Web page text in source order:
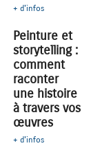
+ d'infos
Peinture et
storytelling :
comment
raconter
une histoire
à travers vos
œuvres
+ d'infos